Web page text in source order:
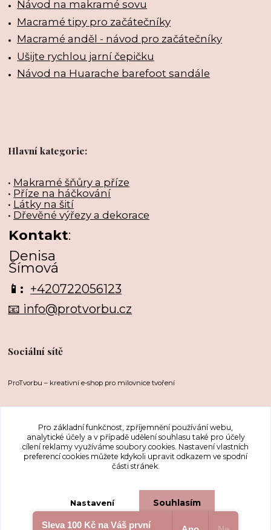
Návod na makramé sovu
Macramé tipy pro začátečníky
Macramé anděl - návod pro začátečníky
Ušijte rychlou jarní čepičku
Návod na Huarache barefoot sandále
Hlavní kategorie:
• Makramé šňůry a příze
• Příze na háčkování
• Látky na šití
• Dřevěné výřezy a dekorace
Kontakt:
Denisa
Šímová
📱: +420722056123
📧 info@protvorbu.cz
Sociální sítě
ProTvorbu – kreativní e-shop pro milovnice tvoření
Upravit sběr cookies.
...protože nás to baví
Pro základní funkčnost, zpříjemnění používání webu,
analytické účely a v případě udělení souhlasu také pro účely
cílení reklamy využíváme soubory cookies. Nastavení vlastních
preferencí cookies můžete kdykoli upravit odkazem ve spodní
části stránek.
Nastavení Souhlasím
Sleva 100 Kč na Váš první